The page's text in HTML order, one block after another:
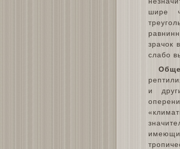
шире
зрачок
слабо
и